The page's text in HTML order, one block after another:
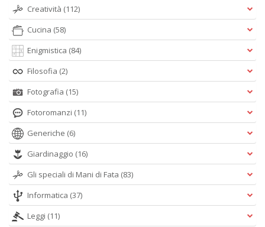
Creatività (112)
Cucina (58)
Enigmistica (84)
Filosofia (2)
Fotografia (15)
Fotoromanzi (11)
Generiche (6)
Giardinaggio (16)
Gli speciali di Mani di Fata (83)
Informatica (37)
Leggi (11)